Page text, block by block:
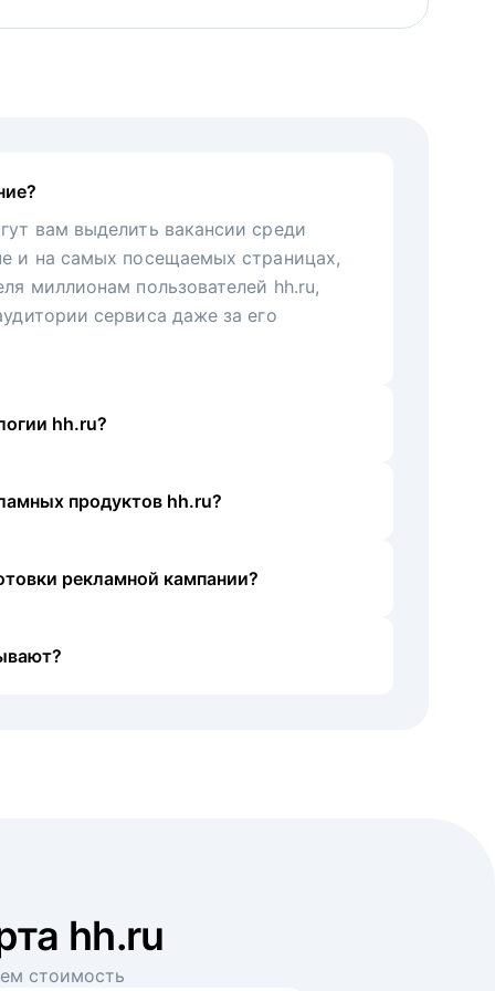
вам выделить вакансии среди
и на самых посещаемых страницах,
миллионам пользователей hh.ru,
сервиса даже за его
hh.ru?
продуктов hh.ru?
рекламной кампании?
hh.ru
стоимость